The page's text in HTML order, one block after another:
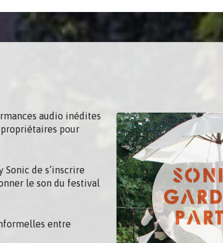
audio inédites
pour
de s’inscrire
le son du festival
entre